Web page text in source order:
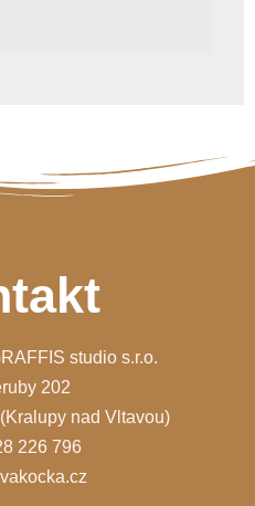
studio s.r.o.
202
nad Vltavou)
226 796